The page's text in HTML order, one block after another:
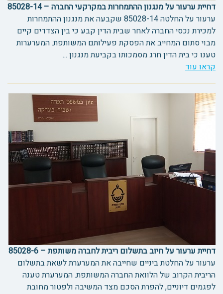
דחיית ערעור על מנגנון ההתמחרות במקרקעי החברה – 85028-14
ערעור על החלטה 85028-14 שקבעה את מנגנון ההתמחרות
למכירת נכסי החברה לאחר שבית הדין קבע כי בין הצדדים קיים
מבוי סתום המחייב את הפסקת פעילותם המשותפת. המערערות
טענו כי בית הדין חרג מסמכותו בקביעת מנגנון ...
קראו עוד
דחיית ערעור על חיוב בתשלום ריבית לחברה משותפת – 85028-6
ערעור על החלטת ביניים שחייבה את המערערת לשאת בתשלום
הריבית הקרוב של הלוואת החברה המשותפת. המערערת טענה
לפגמים דיוניים, להפרת הסכם מצד המשיבה ולפטור מחובת